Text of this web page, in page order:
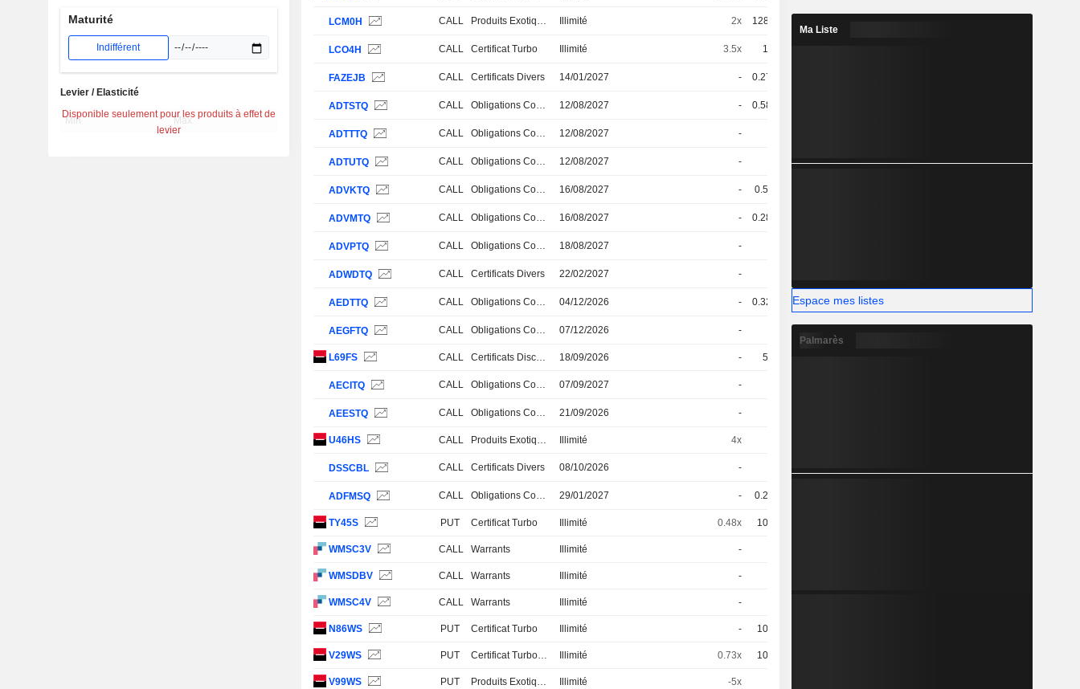
Maturité
Indifférent
Disponible seulement pour les produits à effet de
levier
Levier / Elasticité
LCM0H CALL Produits Exotiques Illimité 2x 128.609
LCO4H CALL Certificat Turbo Illimité 3.5x 10
FAZEJB CALL Certificats Divers 14/01/2027 - 0.273
ADTSTQ CALL Obligations Convertibles 12/08/2027 - 0.582
ADTTTQ CALL Obligations Convertibles 12/08/2027 -
ADTUTQ CALL Obligations Convertibles 12/08/2027 - -CHF
ADVKTQ CALL Obligations Convertibles 16/08/2027 - 0.59
ADVMTQ CALL Obligations Convertibles 16/08/2027 - 0.289
ADVPTQ CALL Obligations Convertibles 18/08/2027 -
ADWDTQ CALL Certificats Divers 22/02/2027 -
AEDTTQ CALL Obligations Convertibles 04/12/2026 - 0.328 -USD
AEGFTQ CALL Obligations Convertibles 07/12/2026 -
L69FS CALL Certificats Discount 18/09/2026 - 50
AECITQ CALL Obligations Convertibles 07/09/2027 -
AEESTQ CALL Obligations Convertibles 21/09/2026 -
U46HS CALL Produits Exotiques Illimité 4x
DSSCBL CALL Certificats Divers 08/10/2026 -
ADFMSQ CALL Obligations Convertibles 29/01/2027 - 0.27
TY45S PUT Certificat Turbo Illimité 0.48x 100
WMSC3V CALL Warrants Illimité -
WMSDBV CALL Warrants Illimité -
WMSC4V CALL Warrants Illimité -
N86WS PUT Certificat Turbo Illimité - 100
V29WS PUT Certificat Turbo Stop Loss Illimité 0.73x 100
V99WS PUT Produits Exotiques Illimité -5x
Ma Liste
Espace mes listes
Palmarès